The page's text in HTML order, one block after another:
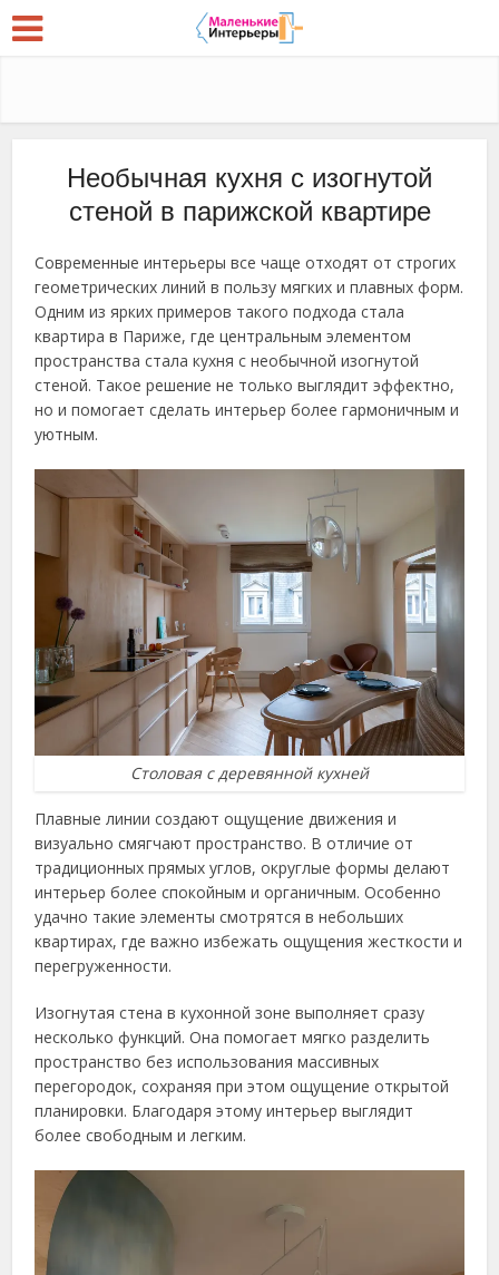
Необычная кухня с изогнутой
стеной в парижской квартире
Современные интерьеры все чаще отходят от строгих
геометрических линий в пользу мягких и плавных форм.
Одним из ярких примеров такого подхода стала
квартира в Париже, где центральным элементом
пространства стала кухня с необычной изогнутой
стеной. Такое решение не только выглядит эффектно,
но и помогает сделать интерьер более гармоничным и
уютным.
Столовая с деревянной кухней
Плавные линии создают ощущение движения и
визуально смягчают пространство. В отличие от
традиционных прямых углов, округлые формы делают
интерьер более спокойным и органичным. Особенно
удачно такие элементы смотрятся в небольших
квартирах, где важно избежать ощущения жесткости и
перегруженности.
Изогнутая стена в кухонной зоне выполняет сразу
несколько функций. Она помогает мягко разделить
пространство без использования массивных
перегородок, сохраняя при этом ощущение открытой
планировки. Благодаря этому интерьер выглядит
более свободным и легким.